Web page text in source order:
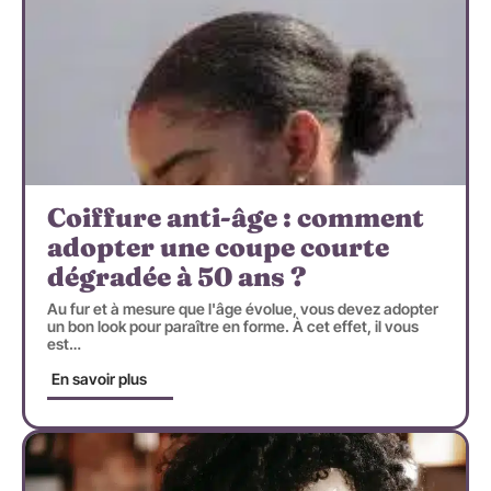
Coiffure anti-âge : comment
adopter une coupe courte
dégradée à 50 ans ?
Au fur et à mesure que l'âge évolue, vous devez adopter
un bon look pour paraître en forme. À cet effet, il vous
est…
En savoir plus